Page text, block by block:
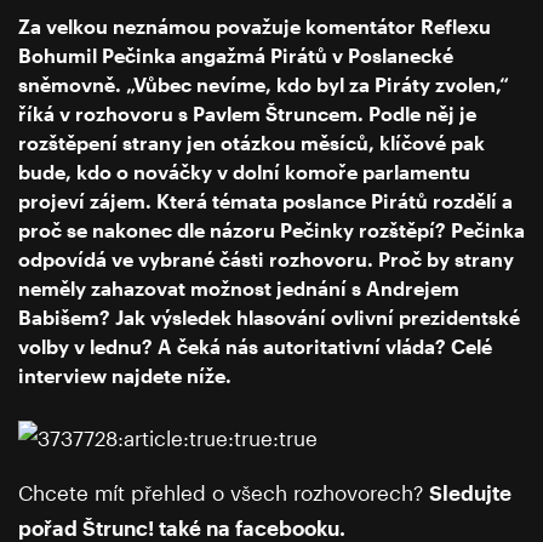
Za velkou neznámou považuje komentátor Reflexu
Bohumil Pečinka angažmá Pirátů v Poslanecké
sněmovně. „Vůbec nevíme, kdo byl za Piráty zvolen,“
říká v rozhovoru s Pavlem Štruncem. Podle něj je
rozštěpení strany jen otázkou měsíců, klíčové pak
bude, kdo o nováčky v dolní komoře parlamentu
projeví zájem. Která témata poslance Pirátů rozdělí a
proč se nakonec dle názoru Pečinky rozštěpí? Pečinka
odpovídá ve vybrané části rozhovoru. Proč by strany
neměly zahazovat možnost jednání s Andrejem
Babišem? Jak výsledek hlasování ovlivní prezidentské
volby v lednu? A čeká nás autoritativní vláda? Celé
interview najdete níže.
Chcete mít přehled o všech rozhovorech? Sledujte
pořad Štrunc! také na facebooku.